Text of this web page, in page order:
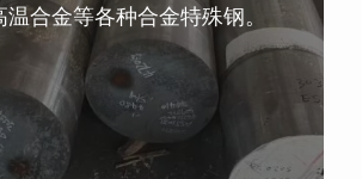
合金等各种合金特殊钢。